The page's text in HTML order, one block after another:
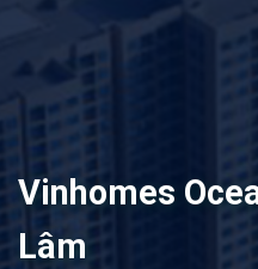
Vinhomes
Lâm